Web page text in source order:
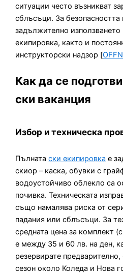
ситуации често възникват
сблъсъци. За безопасността
задължително използването
екипировка, както и
инструкторски надзор [
Как да се
ски ваканция
Избор и техническа
Пълнатаски екипировка е
скиор – каска, обувки с
водоустойчиво облекло са
почивка. Техническата
също намалява риска от
падания или сблъсъци. За
средната цена за комплект
е между 35 и 60 лв. на ден,
резервирате
сезон около Коледа и Нова